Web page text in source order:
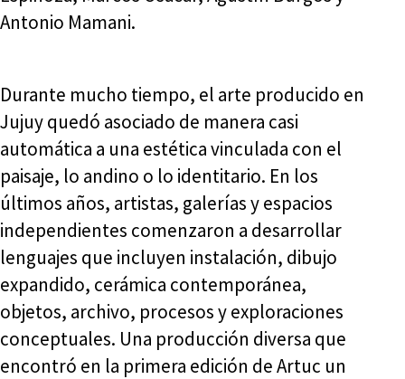
Antonio Mamani.
Durante mucho tiempo, el arte producido en
Jujuy quedó asociado de manera casi
automática a una estética vinculada con el
paisaje, lo andino o lo identitario. En los
últimos años, artistas, galerías y espacios
independientes comenzaron a desarrollar
lenguajes que incluyen instalación, dibujo
expandido, cerámica contemporánea,
objetos, archivo, procesos y exploraciones
conceptuales. Una producción diversa que
encontró en la primera edición de Artuc un